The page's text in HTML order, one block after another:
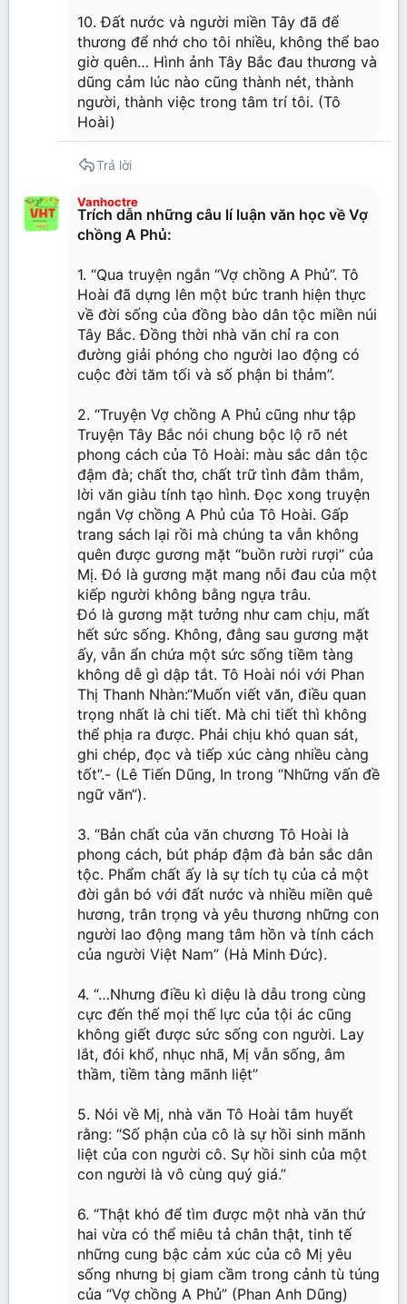
10. Đất nước và người miền Tây đã để
thương để nhớ cho tôi nhiều, không thể bao
giờ quên… Hình ảnh Tây Bắc đau thương và
dũng cảm lúc nào cũng thành nét, thành
người, thành việc trong tâm trí tôi. (Tô
Hoài)
Trả lời
Vanhoctre
Trích dẫn những câu lí luận văn học về Vợ
chồng A Phủ:
1. “Qua truyện ngắn “Vợ chồng A Phủ”. Tô
Hoài đã dựng lên một bức tranh hiện thực
về đời sống của đồng bào dân tộc miền núi
Tây Bắc. Đồng thời nhà văn chỉ ra con
đường giải phóng cho người lao động có
cuộc đời tăm tối và số phận bi thảm”.
2. “Truyện Vợ chồng A Phủ cũng như tập
Truyện Tây Bắc nói chung bộc lộ rõ nét
phong cách của Tô Hoài: màu sắc dân tộc
đậm đà; chất thơ, chất trữ tình đằm thắm,
lời văn giàu tính tạo hình. Đọc xong truyện
ngắn Vợ chồng A Phủ của Tô Hoài. Gấp
trang sách lại rồi mà chúng ta vẫn không
quên được gương mặt “buồn rười rượi” của
Mị. Đó là gương mặt mang nỗi đau của một
kiếp người không bằng ngựa trâu.
Đó là gương mặt tưởng như cam chịu, mất
hết sức sống. Không, đằng sau gương mặt
ấy, vẫn ẩn chứa một sức sống tiềm tàng
không dễ gì dập tắt. Tô Hoài nói với Phan
Thị Thanh Nhàn:“Muốn viết văn, điều quan
trọng nhất là chi tiết. Mà chi tiết thì không
thể phịa ra được. Phải chịu khó quan sát,
ghi chép, đọc và tiếp xúc càng nhiều càng
tốt”.- (Lê Tiến Dũng, In trong “Những vấn đề
ngữ văn“).
3. “Bản chất của văn chương Tô Hoài là
phong cách, bút pháp đậm đà bản sắc dân
tộc. Phẩm chất ấy là sự tích tụ của cả một
đời gắn bó với đất nước và nhiều miền quê
hương, trân trọng và yêu thương những con
người lao động mang tâm hồn và tính cách
của người Việt Nam” (Hà Minh Đức).
4. “…Nhưng điều kì diệu là dẫu trong cùng
cực đến thế mọi thế lực của tội ác cũng
không giết được sức sống con người. Lay
lắt, đói khổ, nhục nhã, Mị vẫn sống, âm
thầm, tiềm tàng mãnh liệt”
5. Nói về Mị, nhà văn Tô Hoài tâm huyết
rằng: “Số phận của cô là sự hồi sinh mãnh
liệt của con người cô. Sự hồi sinh của một
con người là vô cùng quý giá.”
6. “Thật khó để tìm được một nhà văn thứ
hai vừa có thể miêu tả chân thật, tinh tế
những cung bậc cảm xúc của cô Mị yêu
sống nhưng bị giam cầm trong cảnh tù túng
của “Vợ chồng A Phủ” (Phan Anh Dũng)